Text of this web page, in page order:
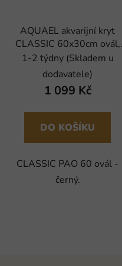
AQUAEL akvarijní kryt
CLASSIC 60x30cm ovál,
černý
1-2 týdny (Skladem u
dodavatele)
1 099 Kč
DO KOŠÍKU
CLASSIC PAO 60 ovál -
černý.